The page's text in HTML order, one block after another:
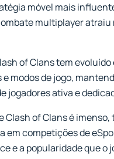
móvel mais
multiplayer
of Clans tem
modos de jogo,
jogadores ativa e
Clash of Clans é
em competições de
e a popularidade que